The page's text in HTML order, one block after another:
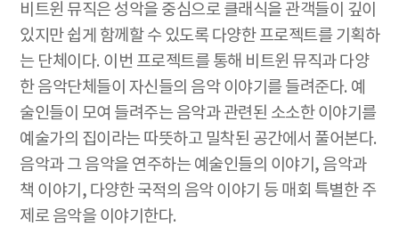
비트윈 뮤직은 성악을 중심으로 클래식을 관객들이 깊이
있지만 쉽게 함께할 수 있도록 다양한 프로젝트를 기획하
는 단체이다. 이번 프로젝트를 통해 비트윈 뮤직과 다양
한 음악단체들이 자신들의 음악 이야기를 들려준다. 예
술인들이 모여 들려주는 음악과 관련된 소소한 이야기를
예술가의 집이라는 따뜻하고 밀착된 공간에서 풀어본다.
음악과 그 음악을 연주하는 예술인들의 이야기, 음악과
책 이야기, 다양한 국적의 음악 이야기 등 매회 특별한 주
제로 음악을 이야기한다.